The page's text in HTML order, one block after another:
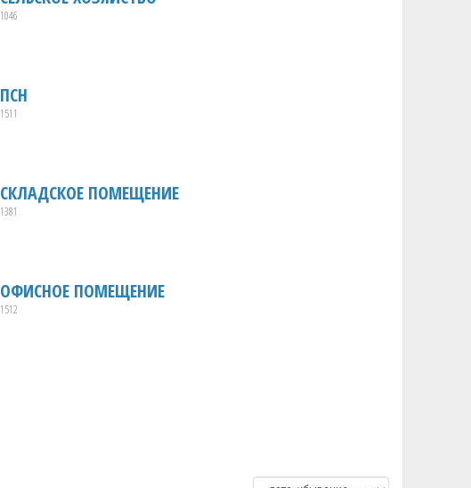
1046
ПСН
1511
СКЛАДСКОЕ ПОМЕЩЕНИЕ
1381
ОФИСНОЕ ПОМЕЩЕНИЕ
1512